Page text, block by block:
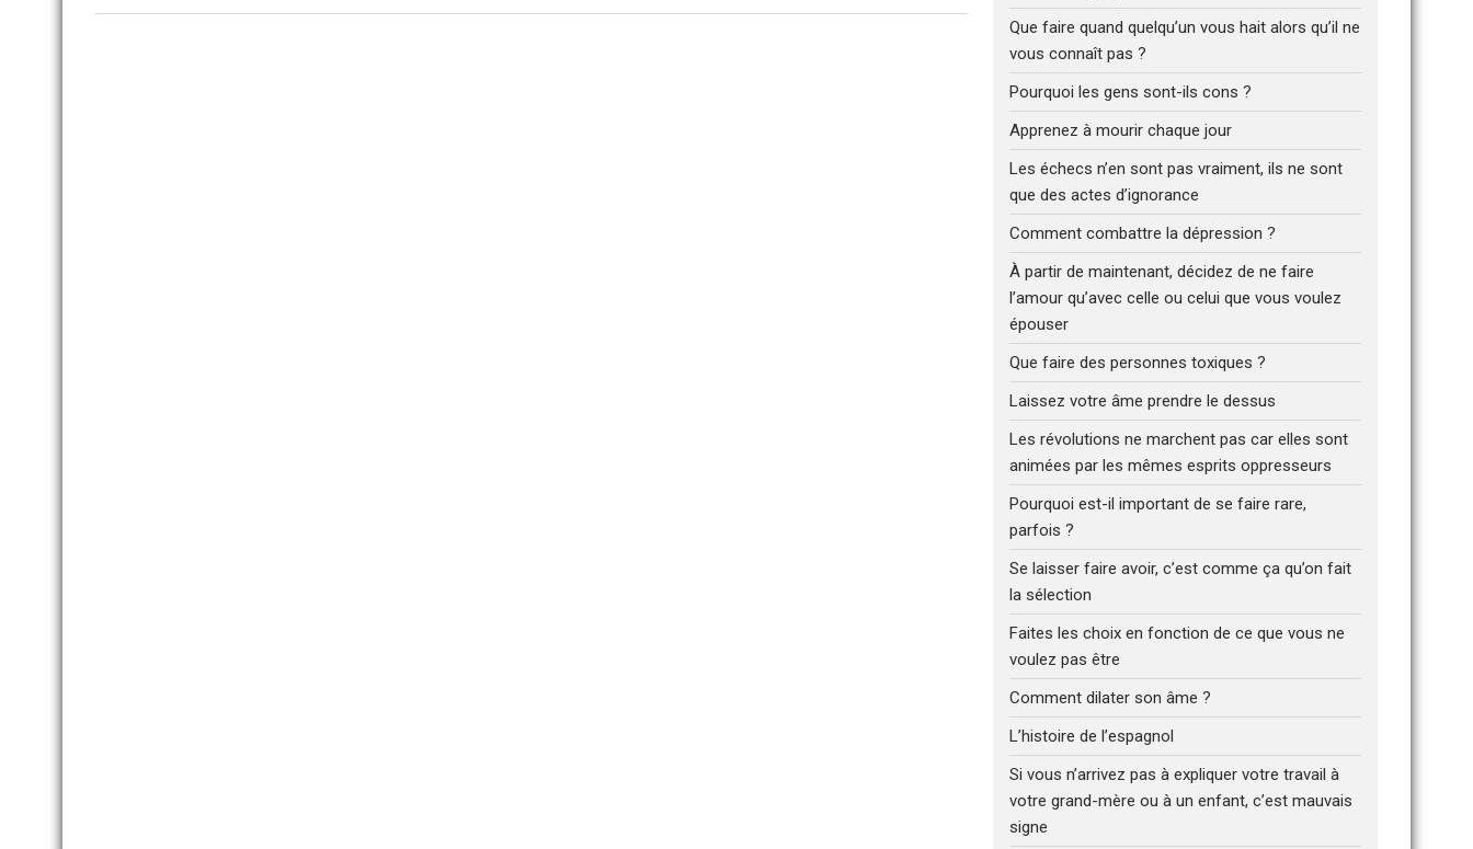
Que faire quand quelqu’un vous hait alors qu’il ne
vous connaît pas ?
Pourquoi les gens sont-ils cons ?
Apprenez à mourir chaque jour
Les échecs n’en sont pas vraiment, ils ne sont
que des actes d’ignorance
Comment combattre la dépression ?
À partir de maintenant, décidez de ne faire
l’amour qu’avec celle ou celui que vous voulez
épouser
Que faire des personnes toxiques ?
Laissez votre âme prendre le dessus
Les révolutions ne marchent pas car elles sont
animées par les mêmes esprits oppresseurs
Pourquoi est-il important de se faire rare,
parfois ?
Se laisser faire avoir, c’est comme ça qu’on fait
la sélection
Faites les choix en fonction de ce que vous ne
voulez pas être
Comment dilater son âme ?
L’histoire de l’espagnol
Si vous n’arrivez pas à expliquer votre travail à
votre grand-mère ou à un enfant, c’est mauvais
signe